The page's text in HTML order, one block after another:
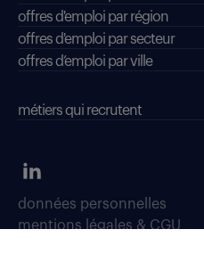
offres d'emploi par région
offres d'emploi par secteur
offres d’emploi par ville
métiers qui recrutent
données personnelles
mentions légales & CGU